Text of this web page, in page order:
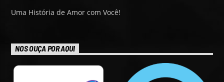
Uma História de Amor com Você!
NOS OUÇA POR AQUI